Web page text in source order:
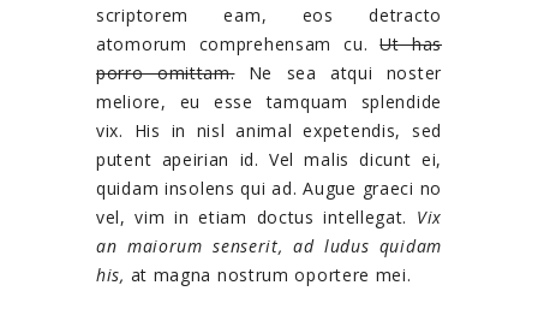
scriptorem eam, eos detracto
atomorum comprehensam cu.Ut has
porro omittam.Ne sea atqui noster
meliore, eu esse tamquam splendide
vix. His in nisl animal expetendis, sed
putent apeirian id. Vel malis dicunt ei,
quidam insolens qui ad. Augue graeci no
vel, vim in etiam doctus intellegat. Vix
an maiorum senserit, ad ludus quidam
his, at magna nostrum oportere mei.